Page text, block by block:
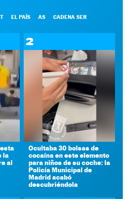
EL PAÍS AS CADENA SER
la
al
2
Ocultaba 30 bolsas de
cocaína en este elemento
para niños de su coche: la
Policía Municipal de
Madrid acabó
descubriéndola